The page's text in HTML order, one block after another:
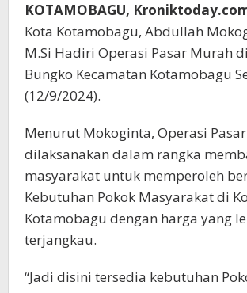
KOTAMOBAGU,
Kota Kotamobagu, Abdullah
M.Si Hadiri Operasi Pasar Murah
Bungko Kecamatan Kotamobagu
(12/9/2024).
Menurut Mokoginta, Operasi
dilaksanakan dalam rangka
masyarakat untuk memperoleh
Kebutuhan Pokok Masyarakat di
Kotamobagu dengan harga yang
terjangkau.
“Jadi disini tersedia kebutuhan